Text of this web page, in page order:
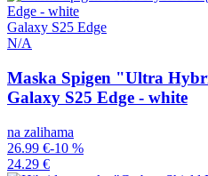
Galaxy S25 Edge
N/A
Maska Spigen "Ultra
Galaxy S25 Edge - white
na zalihama
26.99 €-10 %
24.29 €